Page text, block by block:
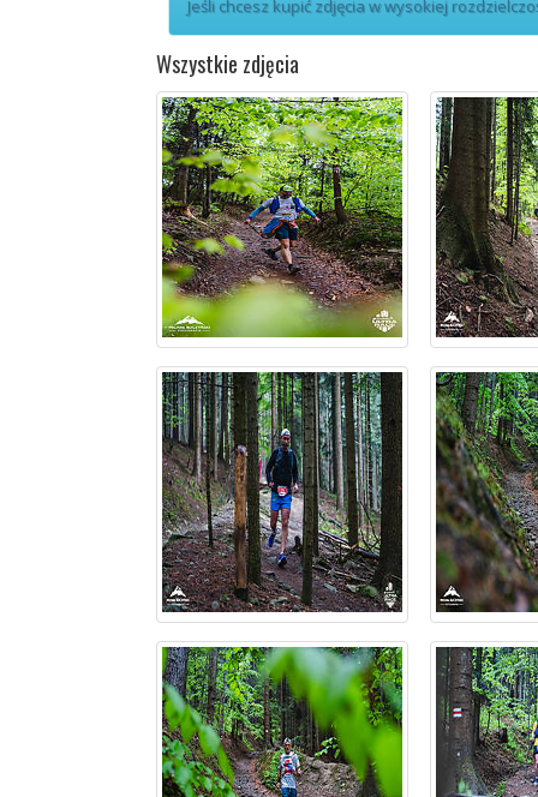
Jeśli chcesz kupić zdjęcia w wysokiej
Wszystkie zdjęcia